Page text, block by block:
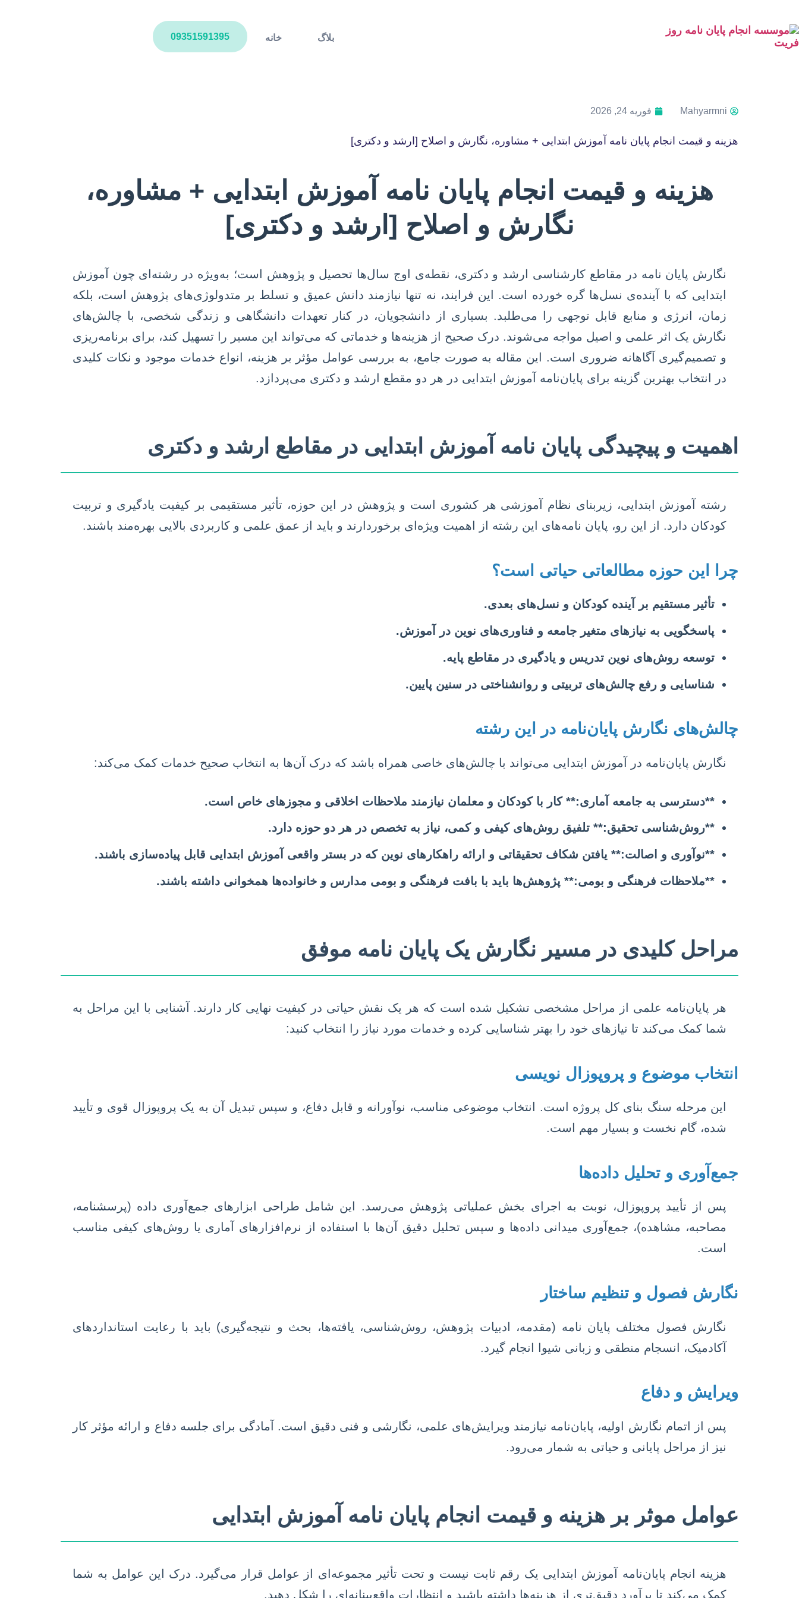
خانه بلاگ 09351591395
Mahyarmni فوریه 24, 2026
هزینه و قیمت انجام پایان نامه آموزش ابتدایی + مشاوره، نگارش و اصلاح [ارشد و دکتری]
هزینه و قیمت انجام پایان نامه آموزش ابتدایی + مشاوره،
نگارش و اصلاح [ارشد و دکتری]
نگارش پایان نامه در مقاطع کارشناسی ارشد و دکتری، نقطه‌ی اوج سال‌ها تحصیل و پژوهش است؛ به‌ویژه در رشته‌ای چون آموزش
ابتدایی که با آینده‌ی نسل‌ها گره خورده است. این فرایند، نه تنها نیازمند دانش عمیق و تسلط بر متدولوژی‌های پژوهش است، بلکه
زمان، انرژی و منابع قابل توجهی را می‌طلبد. بسیاری از دانشجویان، در کنار تعهدات دانشگاهی و زندگی شخصی، با چالش‌های
نگارش یک اثر علمی و اصیل مواجه می‌شوند. درک صحیح از هزینه‌ها و خدماتی که می‌تواند این مسیر را تسهیل کند، برای برنامه‌ریزی
و تصمیم‌گیری آگاهانه ضروری است. این مقاله به صورت جامع، به بررسی عوامل مؤثر بر هزینه، انواع خدمات موجود و نکات کلیدی
در انتخاب بهترین گزینه برای پایان‌نامه آموزش ابتدایی در هر دو مقطع ارشد و دکتری می‌پردازد.
اهمیت و پیچیدگی پایان نامه آموزش ابتدایی در مقاطع ارشد و دکتری
رشته آموزش ابتدایی، زیربنای نظام آموزشی هر کشوری است و پژوهش در این حوزه، تأثیر مستقیمی بر کیفیت یادگیری و تربیت
کودکان دارد. از این رو، پایان نامه‌های این رشته از اهمیت ویژه‌ای برخوردارند و باید از عمق علمی و کاربردی بالایی بهره‌مند باشند.
چرا این حوزه مطالعاتی حیاتی است؟
تأثیر مستقیم بر آینده کودکان و نسل‌های بعدی.
پاسخگویی به نیازهای متغیر جامعه و فناوری‌های نوین در آموزش.
توسعه روش‌های نوین تدریس و یادگیری در مقاطع پایه.
شناسایی و رفع چالش‌های تربیتی و روانشناختی در سنین پایین.
چالش‌های نگارش پایان‌نامه در این رشته
نگارش پایان‌نامه در آموزش ابتدایی می‌تواند با چالش‌های خاصی همراه باشد که درک آن‌ها به انتخاب صحیح خدمات کمک می‌کند:
**دسترسی به جامعه آماری:** کار با کودکان و معلمان نیازمند ملاحظات اخلاقی و مجوزهای خاص است.
**روش‌شناسی تحقیق:** تلفیق روش‌های کیفی و کمی، نیاز به تخصص در هر دو حوزه دارد.
**نوآوری و اصالت:** یافتن شکاف تحقیقاتی و ارائه راهکارهای نوین که در بستر واقعی آموزش ابتدایی قابل پیاده‌سازی باشند.
**ملاحظات فرهنگی و بومی:** پژوهش‌ها باید با بافت فرهنگی و بومی مدارس و خانواده‌ها همخوانی داشته باشند.
مراحل کلیدی در مسیر نگارش یک پایان نامه موفق
هر پایان‌نامه علمی از مراحل مشخصی تشکیل شده است که هر یک نقش حیاتی در کیفیت نهایی کار دارند. آشنایی با این مراحل به
شما کمک می‌کند تا نیازهای خود را بهتر شناسایی کرده و خدمات مورد نیاز را انتخاب کنید:
انتخاب موضوع و پروپوزال نویسی
این مرحله سنگ بنای کل پروژه است. انتخاب موضوعی مناسب، نوآورانه و قابل دفاع، و سپس تبدیل آن به یک پروپوزال قوی و تأیید
شده، گام نخست و بسیار مهم است.
جمع‌آوری و تحلیل داده‌ها
پس از تأیید پروپوزال، نوبت به اجرای بخش عملیاتی پژوهش می‌رسد. این شامل طراحی ابزارهای جمع‌آوری داده (پرسشنامه،
مصاحبه، مشاهده)، جمع‌آوری میدانی داده‌ها و سپس تحلیل دقیق آن‌ها با استفاده از نرم‌افزارهای آماری یا روش‌های کیفی مناسب
است.
نگارش فصول و تنظیم ساختار
نگارش فصول مختلف پایان نامه (مقدمه، ادبیات پژوهش، روش‌شناسی، یافته‌ها، بحث و نتیجه‌گیری) باید با رعایت استانداردهای
آکادمیک، انسجام منطقی و زبانی شیوا انجام گیرد.
ویرایش و دفاع
پس از اتمام نگارش اولیه، پایان‌نامه نیازمند ویرایش‌های علمی، نگارشی و فنی دقیق است. آمادگی برای جلسه دفاع و ارائه مؤثر کار
نیز از مراحل پایانی و حیاتی به شمار می‌رود.
عوامل موثر بر هزینه و قیمت انجام پایان نامه آموزش ابتدایی
هزینه انجام پایان‌نامه آموزش ابتدایی یک رقم ثابت نیست و تحت تأثیر مجموعه‌ای از عوامل قرار می‌گیرد. درک این عوامل به شما
کمک می‌کند تا برآورد دقیق‌تری از هزینه‌ها داشته باشید و انتظارات واقع‌بینانه‌ای را شکل دهید.